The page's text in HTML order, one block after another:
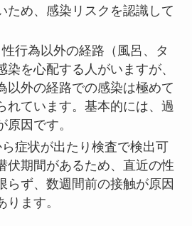
ため、感染リスクを認識して
行為以外の経路（風呂、タ
染を心配する人がいますが、
以外の経路での感染は極めて
れています。基本的には、過
因です。
症状が出たり検査で検出可
伏期間があるため、直近の性
らず、数週間前の接触が原因
ます。